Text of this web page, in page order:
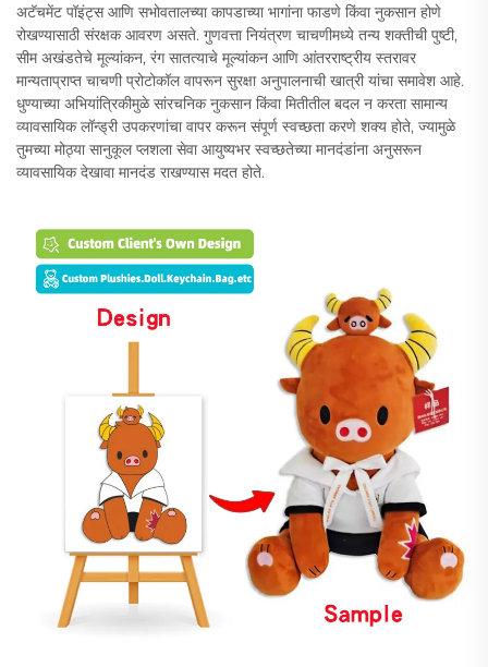
अटॅचमेंट पॉइंट्स आणि सभोवतालच्या कापडाच्या भागांना फाडणे किंवा नुकसान होणे
रोखण्यासाठी संरक्षक आवरण असते. गुणवत्ता नियंत्रण चाचणीमध्ये तन्य शक्तीची पुष्टी,
सीम अखंडतेचे मूल्यांकन, रंग सातत्याचे मूल्यांकन आणि आंतरराष्ट्रीय स्तरावर
मान्यताप्राप्त चाचणी प्रोटोकॉल वापरून सुरक्षा अनुपालनाची खात्री यांचा समावेश आहे.
धुण्याच्या अभियांत्रिकीमुळे सांरचनिक नुकसान किंवा मितीतील बदल न करता सामान्य
व्यावसायिक लॉन्ड्री उपकरणांचा वापर करून संपूर्ण स्वच्छता करणे शक्य होते, ज्यामुळे
तुमच्या मोठ्या सानुकूल प्लशला सेवा आयुष्यभर स्वच्छतेच्या मानदंडांना अनुसरून
व्यावसायिक देखावा मानदंड राखण्यास मदत होते.